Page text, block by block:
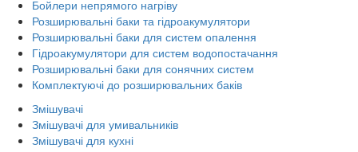
Бойлери непрямого нагріву
Розширювальні баки та гідроакумулятори
Розширювальні баки для систем опалення
Гідроакумулятори для систем водопостачання
Розширювальні баки для сонячних систем
Комплектуючі до розширювальних баків
Змішувачі
Змішувачі для умивальників
Змішувачі для кухні